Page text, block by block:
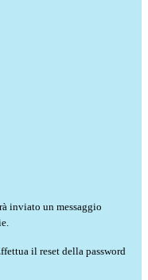
inviato un messaggio
il reset della password